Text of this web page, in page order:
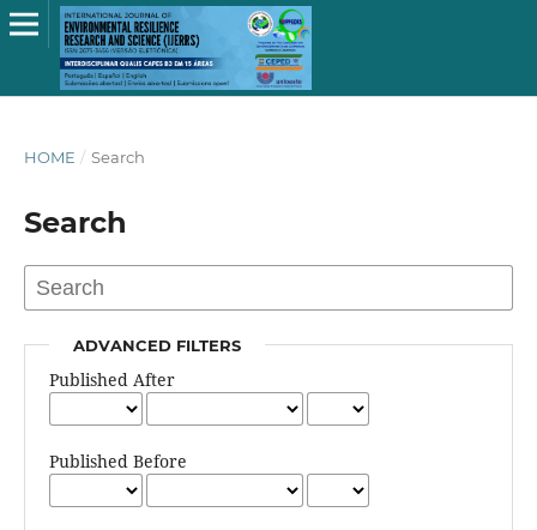
HOME / Search
Search
ADVANCED FILTERS
Published After
Published Before